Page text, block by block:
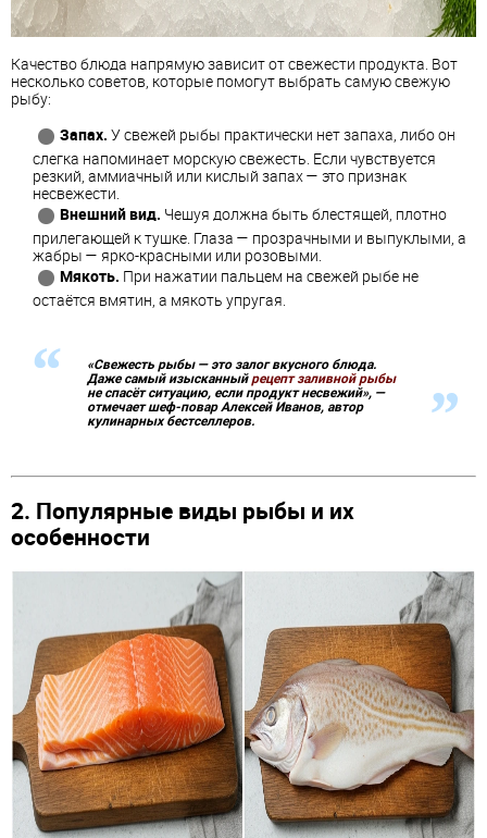
Качество блюда напрямую зависит от свежести продукта. Вот
несколько советов, которые помогут выбрать самую свежую
рыбу:
Запах. У свежей рыбы практически нет запаха, либо он
слегка напоминает морскую свежесть. Если чувствуется
резкий, аммиачный или кислый запах — это признак
несвежести.
Внешний вид. Чешуя должна быть блестящей, плотно
прилегающей к тушке. Глаза — прозрачными и выпуклыми, а
жабры — ярко-красными или розовыми.
Мякоть. При нажатии пальцем на свежей рыбе не
остаётся вмятин, а мякоть упругая.
«Свежесть рыбы — это залог вкусного блюда.
Даже самый изысканныйрецепт заливной рыбы
не спасёт ситуацию, если продукт несвежий», —
отмечает шеф-повар Алексей Иванов, автор
кулинарных бестселлеров.
2. Популярные виды рыбы и их
особенности